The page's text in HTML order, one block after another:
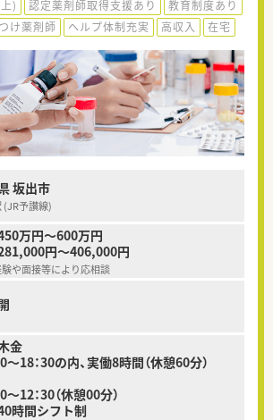
)
認定薬剤師取得支援あり
教育制度あり
け薬剤師 ヘルプ体制充実 高収入 在宅
坂出市
(JR予讃線)
万円～600万円
円～406,000円
や面接等により応相談
金
～18：30の内、実働8時間（休憩60分）
～12：30（休憩00分）
時間シフト制